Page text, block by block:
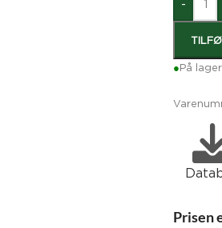
-
●På
Prisen